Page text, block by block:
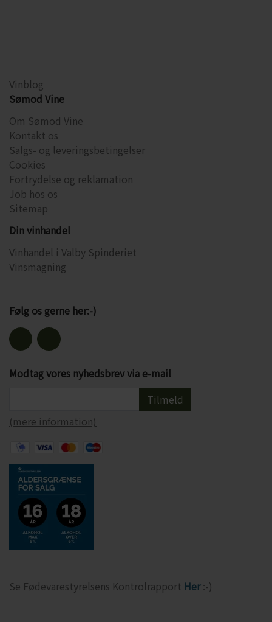
Vinblog
Sømod Vine
Om Sømod Vine
Kontakt os
Salgs- og leveringsbetingelser
Cookies
Fortrydelse og reklamation
Job hos os
Sitemap
Din vinhandel
Vinhandel i Valby Spinderiet
Vinsmagning
Følg os gerne her:-)
Modtag vores nyhedsbrev via e-mail
Tilmeld
(mere information)
Se Fødevarestyrelsens Kontrolrapport Her:-)